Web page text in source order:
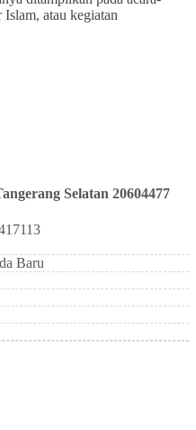
Islam, atau kegiatan
Selatan 20604477
Baru